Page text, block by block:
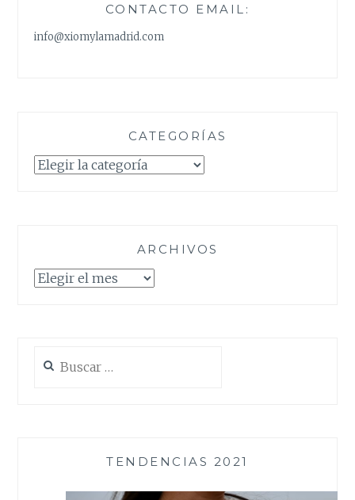
CONTACTO EMAIL:
info@xiomylamadrid.com
CATEGORÍAS
Categorías
ARCHIVOS
Archivos
TENDENCIAS 2021